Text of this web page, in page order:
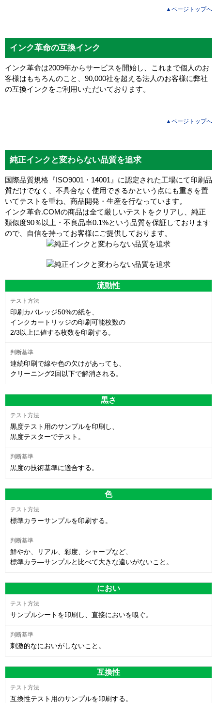
▲ページトップへ
インク革命の互換インク
インク革命は2009年からサービスを開始し、これまで個人のお
客様はもちろんのこと、90,000社を超える法人のお客様に弊社
の互換インクをご利用いただいております。
▲ページトップへ
純正インクと変わらない品質を追求
国際品質規格『ISO9001・14001』に認定された工場にて印刷品
質だけでなく、不具合なく使用できるかという点にも重きを置
いてテストを重ね、商品開発・生産を行なっています。
インク革命.COMの商品は全て厳しいテストをクリアし、 純正
類似度90％以上・不良品率0.1%という品質を保証しております
ので、自信を持ってお客様にご提供しております。
流動性
印刷カバレッジ50%の紙を、
インクカートリッジの印刷可能枚数の
2/3以上に値する枚数を印刷する。
連続印刷で線や色の欠けがあっても、
クリーニング2回以下で解消される。
黒さ
黒度テスト用のサンプルを印刷し、
黒度テスターでテスト。
黒度の技術基準に適合する。
色
標準カラーサンプルを印刷する。
鮮やか、リアル、彩度、シャープなど、
標準カラ―サンプルと比べて大きな違いがないこと。
におい
サンプルシートを印刷し、直接においを嗅ぐ。
刺激的なにおいがしないこと。
互換性
互換性テスト用のサンプルを印刷する。